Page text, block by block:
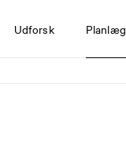
Udforsk Planlæg